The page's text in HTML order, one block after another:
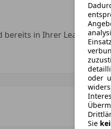
bereits in Ihrer
oder
Sie